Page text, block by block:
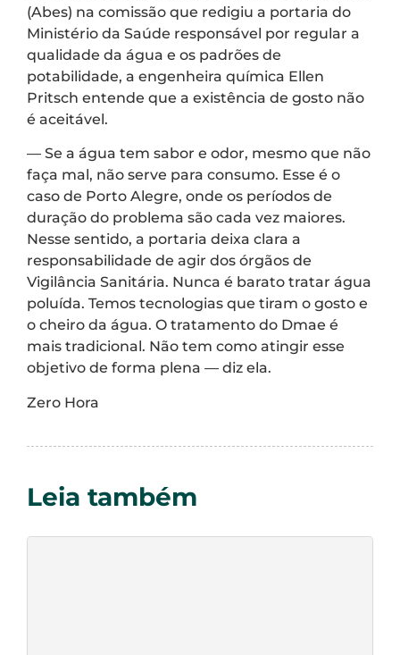
(Abes) na comissão que redigiu a portaria do
Ministério da Saúde responsável por regular a
qualidade da água e os padrões de
potabilidade, a engenheira química Ellen
Pritsch entende que a existência de gosto não
é aceitável.
— Se a água tem sabor e odor, mesmo que não
faça mal, não serve para consumo. Esse é o
caso de Porto Alegre, onde os períodos de
duração do problema são cada vez maiores.
Nesse sentido, a portaria deixa clara a
responsabilidade de agir dos órgãos de
Vigilância Sanitária. Nunca é barato tratar água
poluída. Temos tecnologias que tiram o gosto e
o cheiro da água. O tratamento do Dmae é
mais tradicional. Não tem como atingir esse
objetivo de forma plena — diz ela.
Zero Hora
Leia também